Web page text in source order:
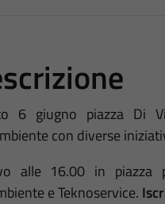
6 giugno piazza Di
con diverse
alle 16.00 in piazza
e Teknoservice.